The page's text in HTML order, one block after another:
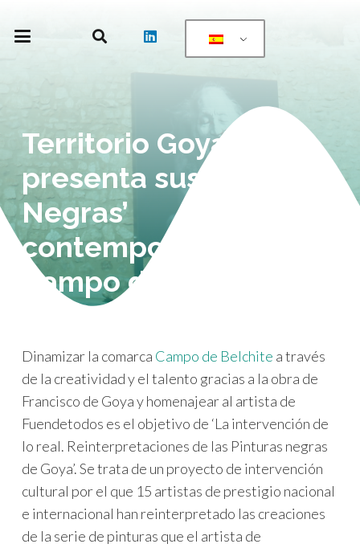
Territorio Goya
presenta sus ‘Pinturas
Negras’
contemporáneas en
Campo de Belchite
Dinamizar la comarca Campo de Belchite a través
de la creatividad y el talento gracias a la obra de
Francisco de Goya y homenajear al artista de
Fuendetodos es el objetivo de ‘La intervención de
lo real. Reinterpretaciones de las Pinturas negras
de Goya’. Se trata de un proyecto de intervención
cultural por el que 15 artistas de prestigio nacional
e internacional han reinterpretado las creaciones
de la serie de pinturas que el artista de